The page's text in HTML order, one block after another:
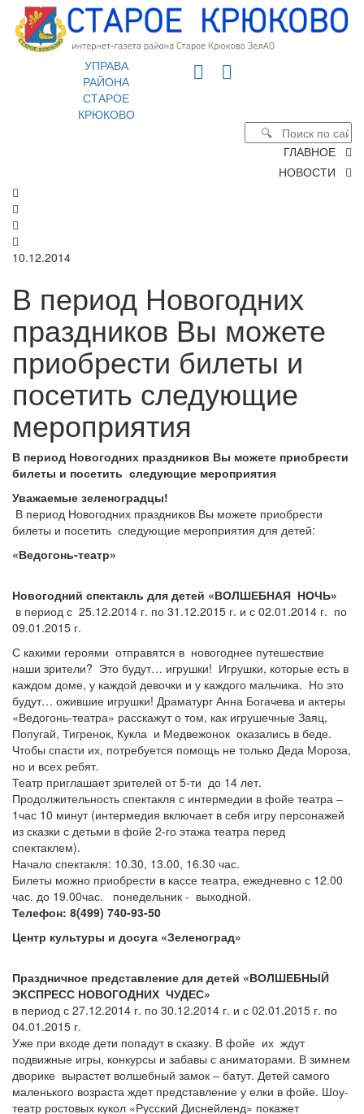
УПРАВА
РАЙОНА
СТАРОЕ
КРЮКОВО
ГЛАВНОЕ
НОВОСТИ
10.12.2014
В период Новогодних
праздников Вы можете
приобрести билеты и
посетить следующие
мероприятия
В период Новогодних праздников Вы можете приобрести
билеты и посетить следующие мероприятия
Уважаемые зеленоградцы!
В период Новогодних праздников Вы можете приобрести
билеты и посетить следующие мероприятия для детей:
«Ведогонь-театр»
Новогодний спектакль для детей «ВОЛШЕБНАЯ НОЧЬ»
в период с 25.12.2014 г. по 31.12.2015 г. и с 02.01.2014 г. по
09.01.2015 г.
С какими героями отправятся в новогоднее путешествие
наши зрители? Это будут… игрушки! Игрушки, которые есть в
каждом доме, у каждой девочки и у каждого мальчика. Но это
будут… ожившие игрушки! Драматург Анна Богачева и актеры
«Ведогонь-театра» расскажут о том, как игрушечные Заяц,
Попугай, Тигренок, Кукла и Медвежонок оказались в беде.
Чтобы спасти их, потребуется помощь не только Деда Мороза,
но и всех ребят.
Театр приглашает зрителей от 5-ти до 14 лет.
Продолжительность спектакля с интермедии в фойе театра –
1час 10 минут (интермедия включает в себя игру персонажей
из сказки с детьми в фойе 2-го этажа театра перед
спектаклем).
Начало спектакля: 10.30, 13.00, 16.30 час.
Билеты можно приобрести в кассе театра, ежедневно с 12.00
час. до 19.00час. понедельник - выходной.
Телефон: 8(499) 740-93-50
Центр культуры и досуга «Зеленоград»
Праздничное представление для детей «ВОЛШЕБНЫЙ
ЭКСПРЕСС НОВОГОДНИХ ЧУДЕС»
в период с 27.12.2014 г. по 30.12.2014 г. и с 02.01.2015 г. по
04.01.2015 г.
Уже при входе дети попадут в сказку. В фойе их ждут
подвижные игры, конкурсы и забавы с аниматорами. В зимнем
дворике вырастет волшебный замок – батут. Детей самого
маленького возраста ждет представление у елки в фойе. Шоу-
театр ростовых кукол «Русский Диснейленд» покажет